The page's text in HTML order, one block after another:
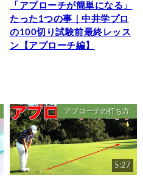
「アプローチが簡単になる」
たった1つの事｜中井学プロ
の100切り試験前最終レッス
ン【アプローチ編】
アプローチの打ち方
5:27